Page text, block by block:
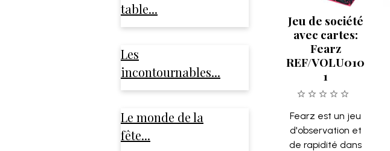
Jeu de société
avec cartes:
Fearz
REF/VOLU010
1
Fearz est un jeu
d'observation et
de rapidité dans
table...
Les
incontournables...
Le monde de la
fête...